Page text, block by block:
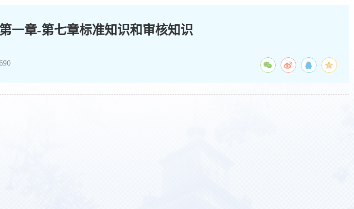
一章-第七章标准知识和审核知识